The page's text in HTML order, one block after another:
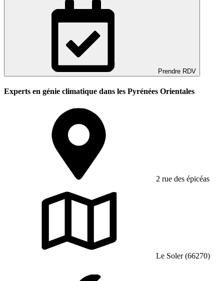
Prendre RDV
Experts en génie climatique dans les Pyrénées Orientales
2 rue des épicéas
Le Soler (66270)